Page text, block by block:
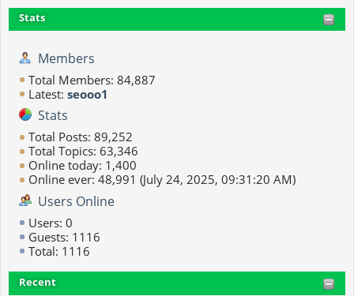
Stats
Members
Total Members: 84,887
Latest: seooo1
Stats
Total Posts: 89,252
Total Topics: 63,346
Online today: 1,400
Online ever: 48,991 (July 24, 2025, 09:31:20 AM)
Users Online
Users: 0
Guests: 1116
Total: 1116
Recent